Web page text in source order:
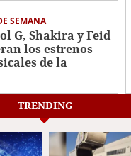
SEMANA
G, Shakira y Feid
los estrenos
de la
TRENDING